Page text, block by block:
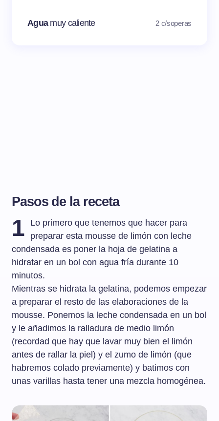
Agua muy caliente 2 c/soperas
Pasos de la receta
1
Lo primero que tenemos que hacer para
preparar esta mousse de limón con leche
condensada es poner la hoja de gelatina a
hidratar en un bol con agua fría durante 10
minutos.
Mientras se hidrata la gelatina, podemos empezar
a preparar el resto de las elaboraciones de la
mousse. Ponemos la leche condensada en un bol
y le añadimos la ralladura de medio limón
(recordad que hay que lavar muy bien el limón
antes de rallar la piel) y el zumo de limón (que
habremos colado previamente) y batimos con
unas varillas hasta tener una mezcla homogénea.